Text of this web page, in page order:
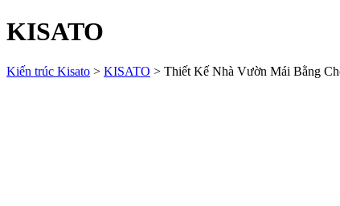
KISATO
Kiến trúc Kisato > KISATO > Thiết Kế Nhà Vườn Mái Bằng